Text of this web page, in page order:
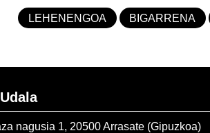
LEHENENGOA BIGARRENA
nagusia 1, 20500 Arrasate (Gipuzkoa)